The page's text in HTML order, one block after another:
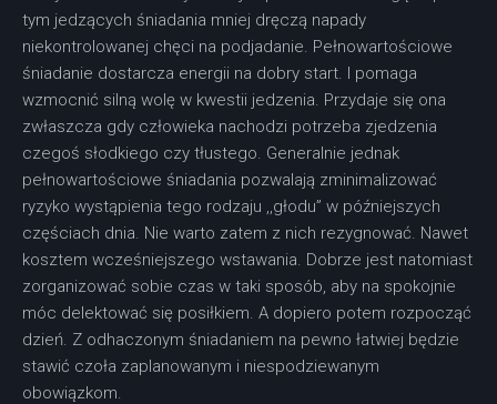
tym jedzących śniadania mniej dręczą napady
niekontrolowanej chęci na podjadanie. Pełnowartościowe
śniadanie dostarcza energii na dobry start. I pomaga
wzmocnić silną wolę w kwestii jedzenia. Przydaje się ona
zwłaszcza gdy człowieka nachodzi potrzeba zjedzenia
czegoś słodkiego czy tłustego. Generalnie jednak
pełnowartościowe śniadania pozwalają zminimalizować
ryzyko wystąpienia tego rodzaju ,,głodu” w późniejszych
częściach dnia. Nie warto zatem z nich rezygnować. Nawet
kosztem wcześniejszego wstawania. Dobrze jest natomiast
zorganizować sobie czas w taki sposób, aby na spokojnie
móc delektować się posiłkiem. A dopiero potem rozpocząć
dzień. Z odhaczonym śniadaniem na pewno łatwiej będzie
stawić czoła zaplanowanym i niespodziewanym
obowiązkom.